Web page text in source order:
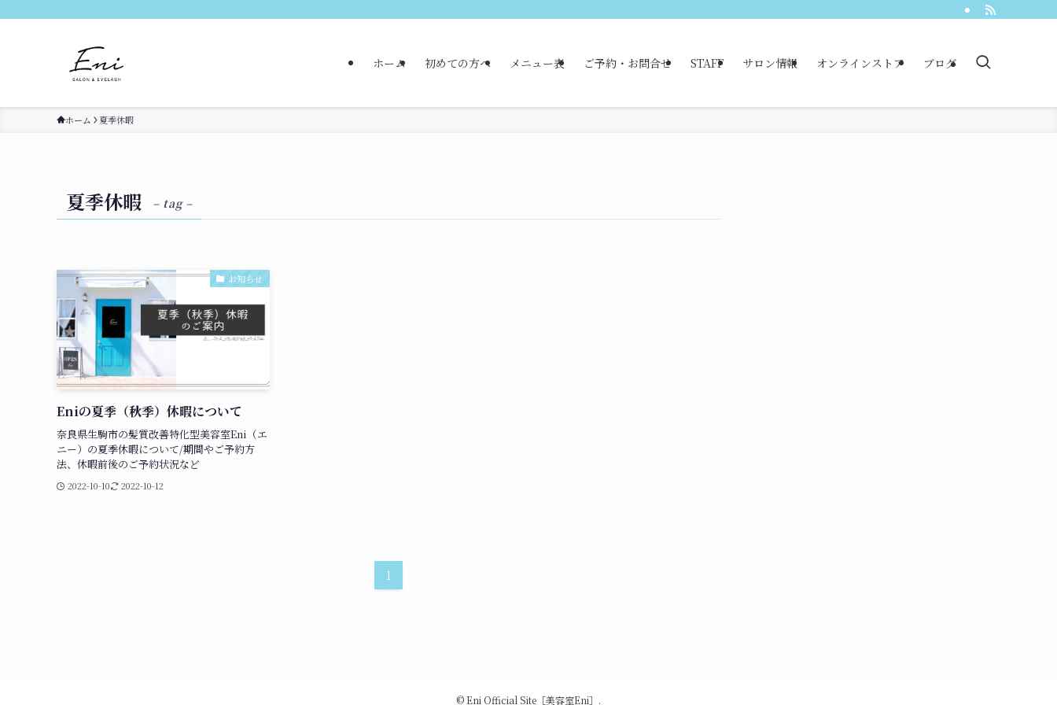
ホーム 初めての方へ メニュー表 ご予約・お問合せ STAFF サロン情報 オンラインストア ブログ
ホーム 夏季休暇
夏季休暇 – tag –
お知らせ
Eniの夏季（秋季）休暇について
奈良県生駒市の髪質改善特化型美容室Eni（エ
ニー）の夏季休暇について/期間やご予約方
法、休暇前後のご予約状況など
2022-10-10 2022-10-12
1
©Eni Official Site［美容室Eni］.